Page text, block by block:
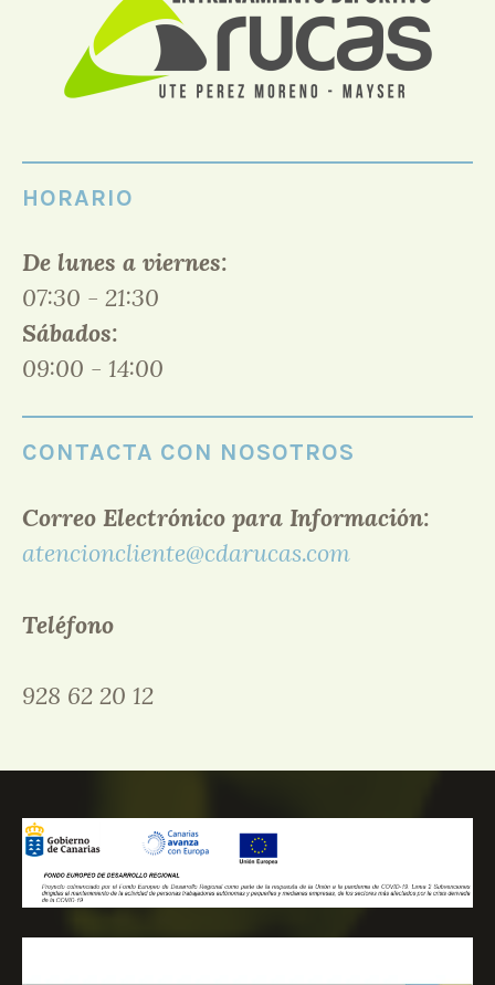
HORARIO
De lunes a viernes:
07:30 - 21:30
Sábados:
09:00 - 14:00
CONTACTA CON NOSOTROS
Correo Electrónico para Información:
atencioncliente@cdarucas.com
Teléfono
928 62 20 12